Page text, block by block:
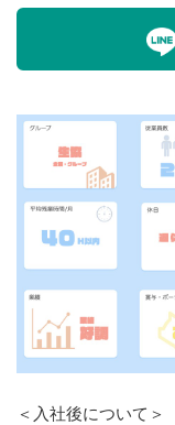
＜入社後について＞